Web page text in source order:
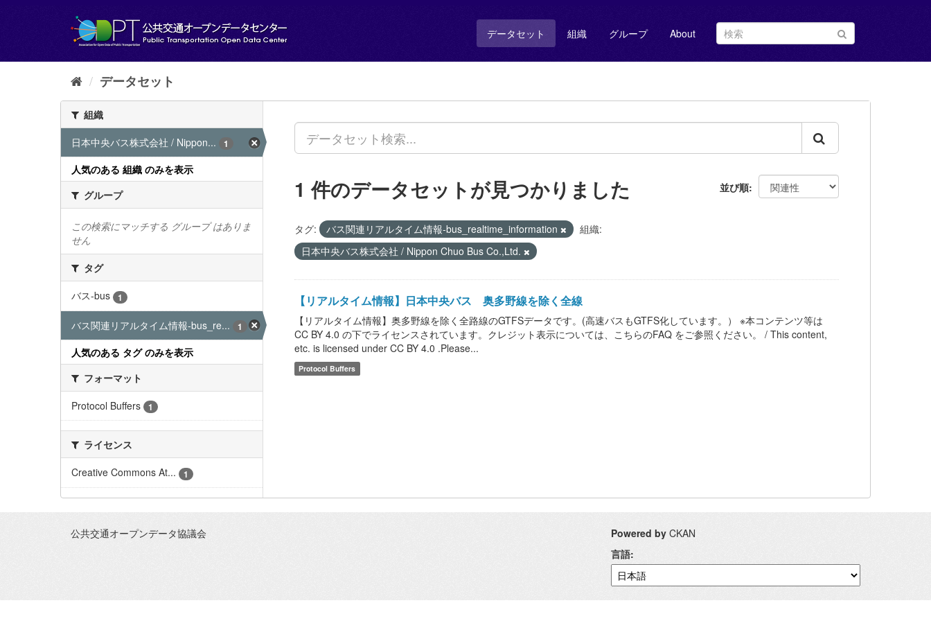
し
データセット 組織 グループ About
データセット
組織
日本中央バス株式会社 / Nippon...
1
人気のある 組織 のみを表示
グループ
この検索にマッチする グループ はありま
せん
タグ
バス-bus
1
バス関連リアルタイム情報-bus_re... 1
人気のある タグ のみを表示
フォーマット
Protocol Buffers
1
ライセンス
Creative Commons At...
1
並び順
1 件のデータセットが見つかりました
タグ: バス関連リアルタイム情報-bus_realtime_information
組織:
日本中央バス株式会社 / Nippon Chuo Bus Co.,Ltd.
【リアルタイム情報】日本中央バス 奥多野線を除く全線
【リアルタイム情報】奥多野線を除く全路線のGTFSデータです。(高速バスもGTFS化しています。） ※本コンテンツ等は
CC BY 4.0 の下でライセンスされています。クレジット表示については、こちらのFAQ をご参照ください。 / This content,
etc. is licensed under CC BY 4.0 .Please...
Protocol Buffers
公共交通オープンデータ協議会 Powered by CKAN
言語